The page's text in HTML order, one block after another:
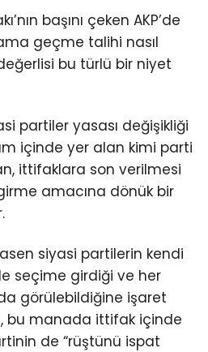
başını çeken AKP’de
geçme talihi nasıl
bu türlü bir niyet
partiler yasası değişikliği
içinde yer alan kimi parti
ittifaklara son verilmesi
amacına dönük bir
siyasi partilerin kendi
seçime girdiği ve her
görülebildiğine işaret
bu manada ittifak içinde
de “rüştünü ispat